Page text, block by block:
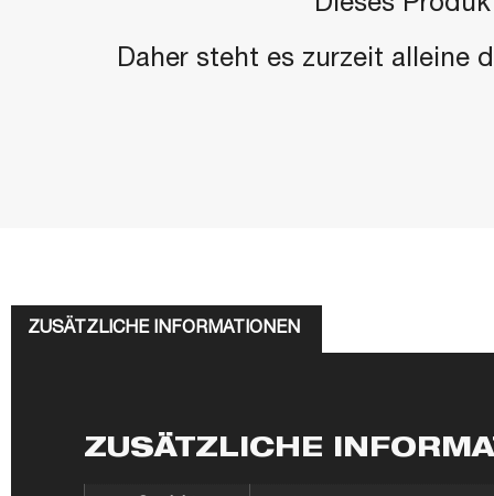
Daher steht es zurzeit alleine
ZUSÄTZLICHE INFORMATIONEN
ZUSÄTZLICHE